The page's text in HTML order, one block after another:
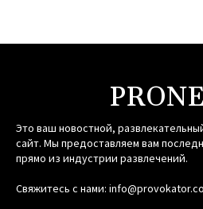
Это ваш новостной,
сайт. Мы предоставляем вам
прямо из индустрии развлечений.
Свяжитесь с нами: